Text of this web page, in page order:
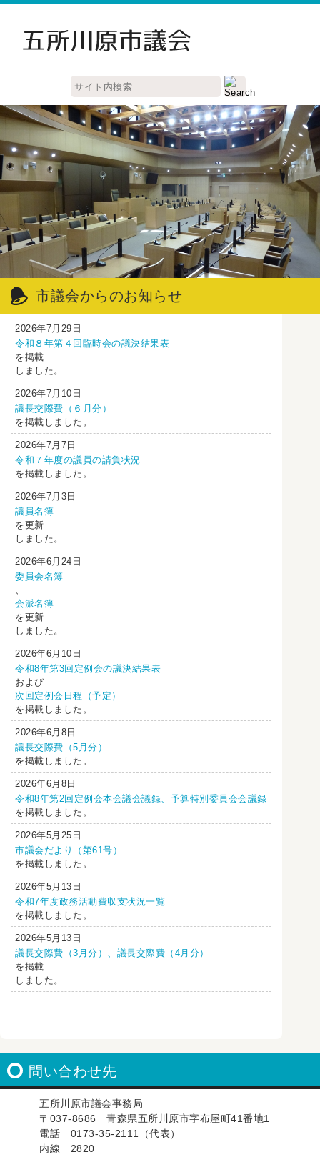
市議会からのお知らせ
2026年7月29日
令和８年第４回臨時会の議決結果表
を掲載
しました。
2026年7月10日
議長交際費（６月分）
を掲載しました。
2026年7月7日
令和７年度の議員の請負状況
を掲載しました。
2026年7月3日
議員名簿
を更新
しました。
2026年6月24日
委員会名簿
、
会派名簿
を更新
しました。
2026年6月10日
令和8年第3回定例会の議決結果表
および
次回定例会日程（予定）
を掲載しました。
2026年6月8日
議長交際費（5月分）
を掲載しました。
2026年6月8日
令和8年第2回定例会本会議会議録、予算特別委員会会議録
を掲載しました。
2026年5月25日
市議会だより（第61号）
を掲載しました。
2026年5月13日
令和7年度政務活動費収支状況一覧
を掲載しました。
2026年5月13日
議長交際費（3月分）、議長交際費（4月分）
を掲載
しました。
問い合わせ先
五所川原市議会事務局
〒037-8686 青森県五所川原市字布屋町41番地1
電話 0173-35-2111（代表）
内線 2820